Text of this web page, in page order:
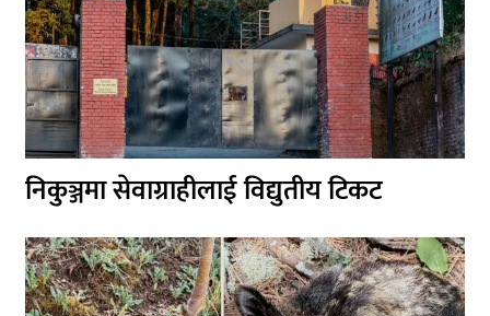
निकुञ्जमा सेवाग्राहीलाई विद्युतीय टिकट